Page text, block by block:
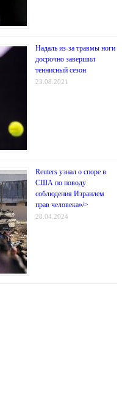
Надаль из-за травмы ноги
досрочно завершил
теннисный сезон
23.08.2021
Reuters узнал о споре в
США по поводу
соблюдения Израилем
прав человека»/>
28.04.2024